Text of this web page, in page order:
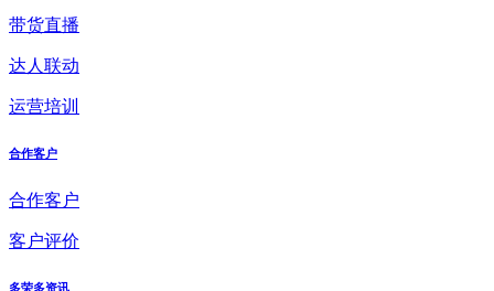
带货直播
达人联动
运营培训
合作客户
合作客户
客户评价
多荣多资讯